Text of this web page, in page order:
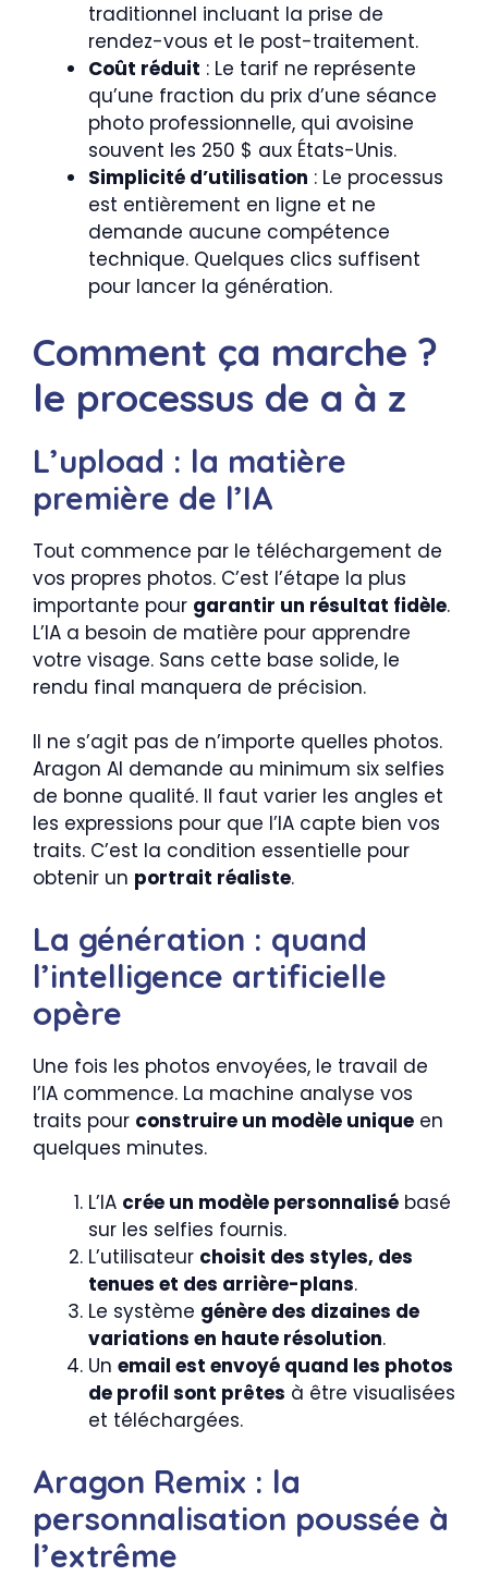
traditionnel incluant la prise de
rendez-vous et le post-traitement.
Coût réduit : Le tarif ne représente
qu’une fraction du prix d’une séance
photo professionnelle, qui avoisine
souvent les 250 $ aux États-Unis.
Simplicité d’utilisation : Le processus
est entièrement en ligne et ne
demande aucune compétence
technique. Quelques clics suffisent
pour lancer la génération.
Comment ça marche ?
le processus de a à z
L’upload : la matière
première de l’IA
Tout commence par le téléchargement de
vos propres photos. C’est l’étape la plus
importante pour garantir un résultat fidèle.
L’IA a besoin de matière pour apprendre
votre visage. Sans cette base solide, le
rendu final manquera de précision.
Il ne s’agit pas de n’importe quelles photos.
Aragon AI demande au minimum six selfies
de bonne qualité. Il faut varier les angles et
les expressions pour que l’IA capte bien vos
traits. C’est la condition essentielle pour
obtenir un portrait réaliste.
La génération : quand
l’intelligence artificielle
opère
Une fois les photos envoyées, le travail de
l’IA commence. La machine analyse vos
traits pour construire un modèle unique en
quelques minutes.
L’IA crée un modèle personnalisé basé
sur les selfies fournis.
L’utilisateur choisit des styles, des
tenues et des arrière-plans.
Le système génère des dizaines de
variations en haute résolution.
Un email est envoyé quand les photos
de profil sont prêtes à être visualisées
et téléchargées.
Aragon Remix : la
personnalisation poussée à
l’extrême